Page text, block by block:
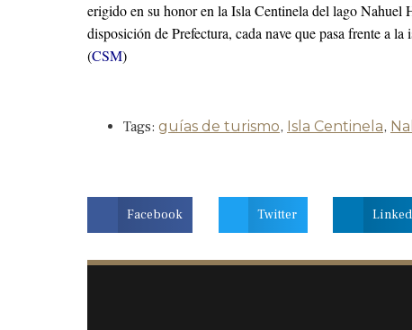
erigido en su honor en la Isla Centinela del lago
disposición de Prefectura, cada nave que pasa frente a
(CSM)
Tags: guías de turismo, Isla Centinela,
Facebook Twitter